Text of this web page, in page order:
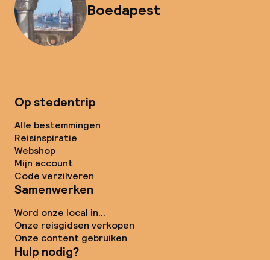
Boedapest
Op stedentrip
Alle bestemmingen
Reisinspiratie
Webshop
Mijn account
Code verzilveren
Samenwerken
Word onze local in...
Onze reisgidsen verkopen
Onze content gebruiken
Hulp nodig?